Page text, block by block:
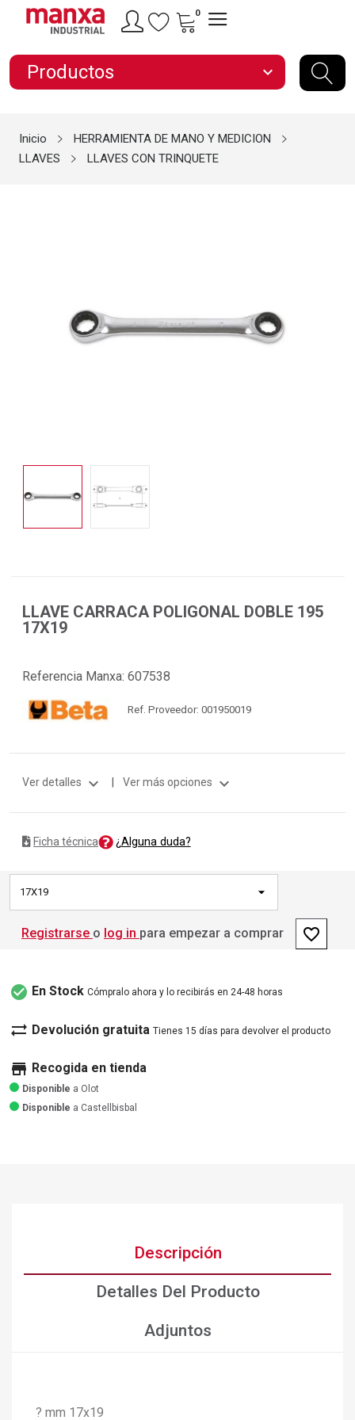
0
Productos expand_more
Inicio
HERRAMIENTA DE MANO Y MEDICION
LLAVES
LLAVES CON TRINQUETE
LLAVE CARRACA POLIGONAL DOBLE 195
17X19
Referencia Manxa: 607538
Ref. Proveedor: 001950019
Ver detalles expand_more Ver más opciones expand_more
Ficha técnica ¿Alguna duda?
17X19
Registrarse o log in para empezar a comprar favorite_border
check_circle En Stock Cómpralo ahora y lo recibirás en 24-48 horas
sync_alt Devolución gratuita Tienes 15 días para devolver el producto
store Recogida en tienda
Disponible a Olot
Disponible a Castellbisbal
Descripción
Detalles Del Producto
Adjuntos
? mm 17x19